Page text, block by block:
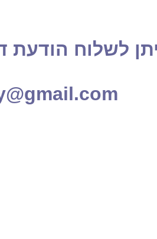
לשלוח הודעת